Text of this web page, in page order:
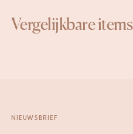
Vergelijkbare items
NIEUWSBRIEF